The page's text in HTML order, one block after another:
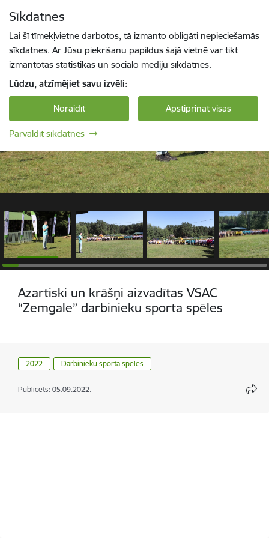
Sīkdatnes
Lai šī tīmekļvietne darbotos, tā izmanto obligāti nepieciešamās
sīkdatnes. Ar Jūsu piekrišanu papildus šajā vietnē var tikt
izmantotas statistikas un sociālo mediju sīkdatnes.
Lūdzu, atzīmējiet savu izvēli:
Noraidīt Apstiprināt visas
Pārvaldīt sīkdatnes
1 / 60
Azartiski un krāšņi aizvadītas VSAC
“Zemgale” darbinieku sporta spēles
2022 Darbinieku sporta spēles
Publicēts: 05.09.2022.